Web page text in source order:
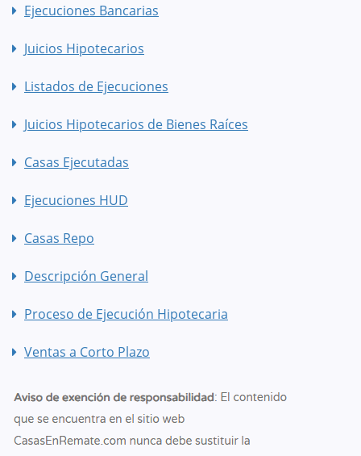
Ejecuciones Bancarias
Juicios Hipotecarios
Listados de Ejecuciones
Juicios Hipotecarios de Bienes Raíces
Casas Ejecutadas
Ejecuciones HUD
Casas Repo
Descripción General
Proceso de Ejecución Hipotecaria
Ventas a Corto Plazo